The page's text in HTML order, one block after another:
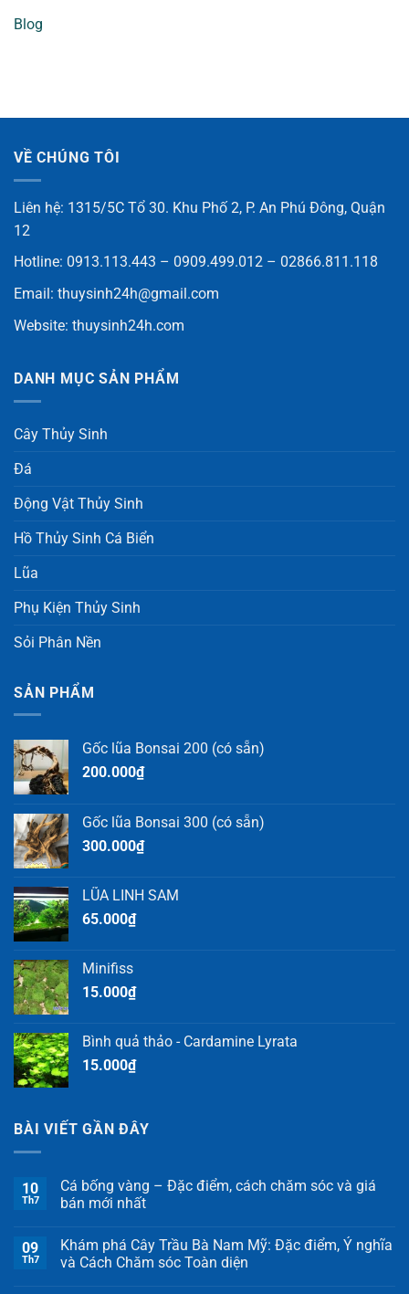
Blog
VỀ CHÚNG TÔI
Liên hệ: 1315/5C Tổ 30. Khu Phố 2, P. An Phú Đông, Quận
12
Hotline: 0913.113.443 – 0909.499.012 – 02866.811.118
Email: thuysinh24h@gmail.com
Website: thuysinh24h.com
DANH MỤC SẢN PHẨM
Cây Thủy Sinh
Đá
Động Vật Thủy Sinh
Hồ Thủy Sinh Cá Biển
Lũa
Phụ Kiện Thủy Sinh
Sỏi Phân Nền
SẢN PHẨM
Gốc lũa Bonsai 200 (có sẵn)
200.000₫
Gốc lũa Bonsai 300 (có sẵn)
300.000₫
LŨA LINH SAM
65.000₫
Minifiss
15.000₫
Bình quả thảo - Cardamine Lyrata
15.000₫
BÀI VIẾT GẦN ĐÂY
10
Th7
Cá bống vàng – Đặc điểm, cách chăm sóc và giá
bán mới nhất
09
Th7
Khám phá Cây Trầu Bà Nam Mỹ: Đặc điểm, Ý nghĩa
và Cách Chăm sóc Toàn diện